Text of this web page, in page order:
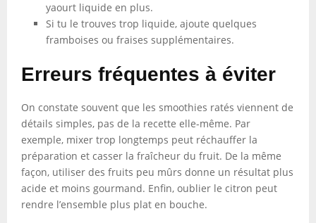
yaourt liquide en plus.
Si tu le trouves trop liquide, ajoute quelques
framboises ou fraises supplémentaires.
Erreurs fréquentes à éviter
On constate souvent que les smoothies ratés viennent de
détails simples, pas de la recette elle-même. Par
exemple, mixer trop longtemps peut réchauffer la
préparation et casser la fraîcheur du fruit. De la même
façon, utiliser des fruits peu mûrs donne un résultat plus
acide et moins gourmand. Enfin, oublier le citron peut
rendre l’ensemble plus plat en bouche.